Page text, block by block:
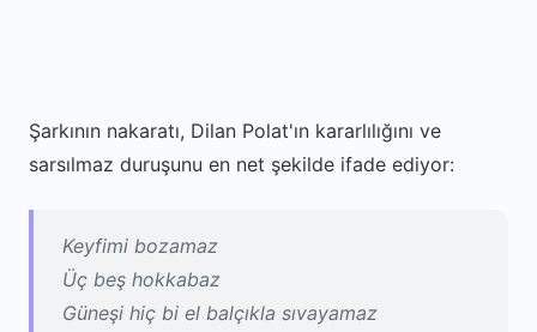
Şarkının nakaratı, Dilan Polat'ın kararlılığını ve
sarsılmaz duruşunu en net şekilde ifade ediyor:
Keyfimi bozamaz
Üç beş hokkabaz
Güneşi hiç bi el balçıkla sıvayamaz